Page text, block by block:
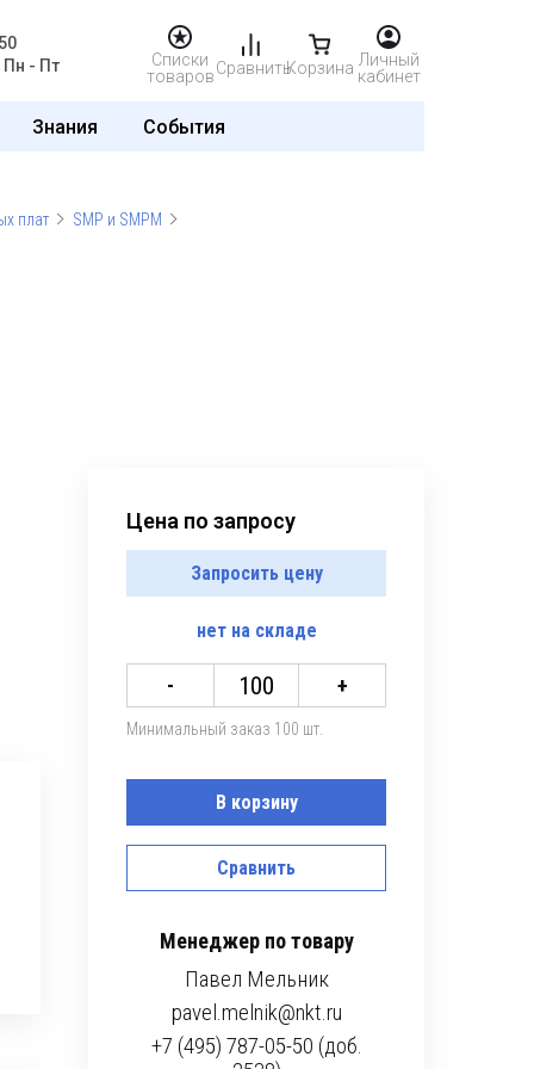
Пн - Пт
Списки
товаровСравнитьКорзина Личный
кабинет
Знания События
плат
SMP и SMPM
Цена по запросу
Запросить цену
нет на складе
- +
Минимальный заказ 100 шт.
В корзину
Сравнить
Менеджер по товару
Павел Мельник
pavel.melnik@nkt.ru
+7 (495) 787-05-50 (доб.